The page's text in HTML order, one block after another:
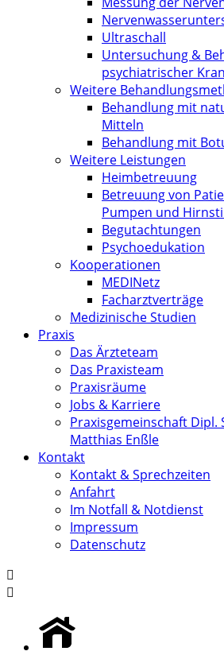
Ultraschall
Untersuchung &
psychiatrischer
Weitere
Behandlung mit
Mitteln
Behandlung mit
Weitere Leistungen
Heimbetreuung
Betreuung von
Pumpen und
Begutachtungen
Psychoedukation
Kooperationen
MEDINetz
Facharztverträge
Medizinische Studien
Praxis
Das Ärzteteam
Das Praxisteam
Praxisräume
Jobs & Karriere
Praxisgemeinschaft Dipl.
Matthias Enßle
Kontakt
Kontakt & Sprechzeiten
Anfahrt
Im Notfall & Notdienst
Impressum
Datenschutz